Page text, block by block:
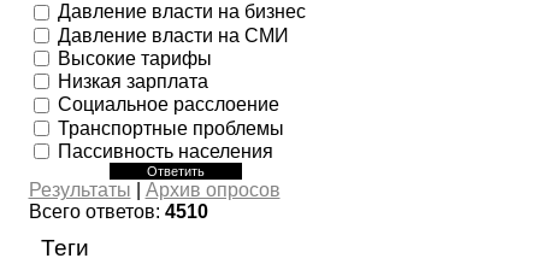
Давление власти на бизнес
Давление власти на СМИ
Высокие тарифы
Низкая зарплата
Социальное расслоение
Транспортные проблемы
Пассивность населения
Результаты
Архив опросов
Всего ответов: 4510
Теги